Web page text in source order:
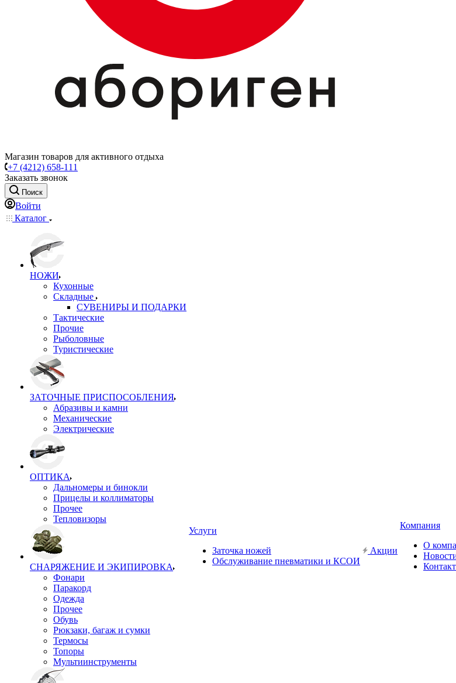
Магазин товаров для активного отдыха
+7 (4212) 658-111
Заказать звонок
Поиск
Войти
Каталог
НОЖИ
Кухонные
Складные
СУВЕНИРЫ И ПОДАРКИ
Тактические
Прочие
Рыболовные
Туристические
ЗАТОЧНЫЕ ПРИСПОСОБЛЕНИЯ
Абразивы и камни
Механические
Электрические
ОПТИКА
Дальномеры и бинокли
Прицелы и коллиматоры
Прочее
Тепловизоры
СНАРЯЖЕНИЕ И ЭКИПИРОВКА
Фонари
Паракорд
Одежда
Прочее
Обувь
Рюкзаки, багаж и сумки
Термосы
Топоры
Мультиинструменты
Услуги
Заточка ножей
Обслуживание пневматики и КСОИ
Акции
Компания
О